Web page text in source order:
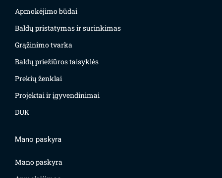
Apmokėjimo būdai
Baldų pristatymas ir surinkimas
Grąžinimo tvarka
Baldų priežiūros taisyklės
Prekių ženklai
Projektai ir įgyvendinimai
DUK
Mano paskyra
Mano paskyra